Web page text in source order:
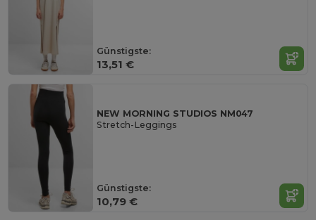
Günstigste:
13,51 €
NEW MORNING STUDIOS NM047
Stretch-Leggings
Günstigste:
10,79 €